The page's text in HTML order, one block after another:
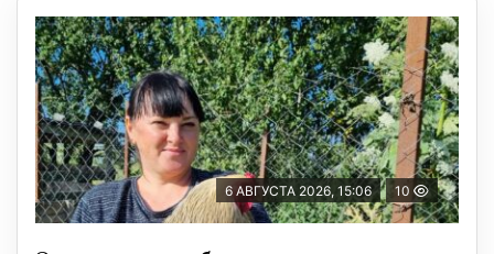
6 АВГУСТА 2026, 15:06 10